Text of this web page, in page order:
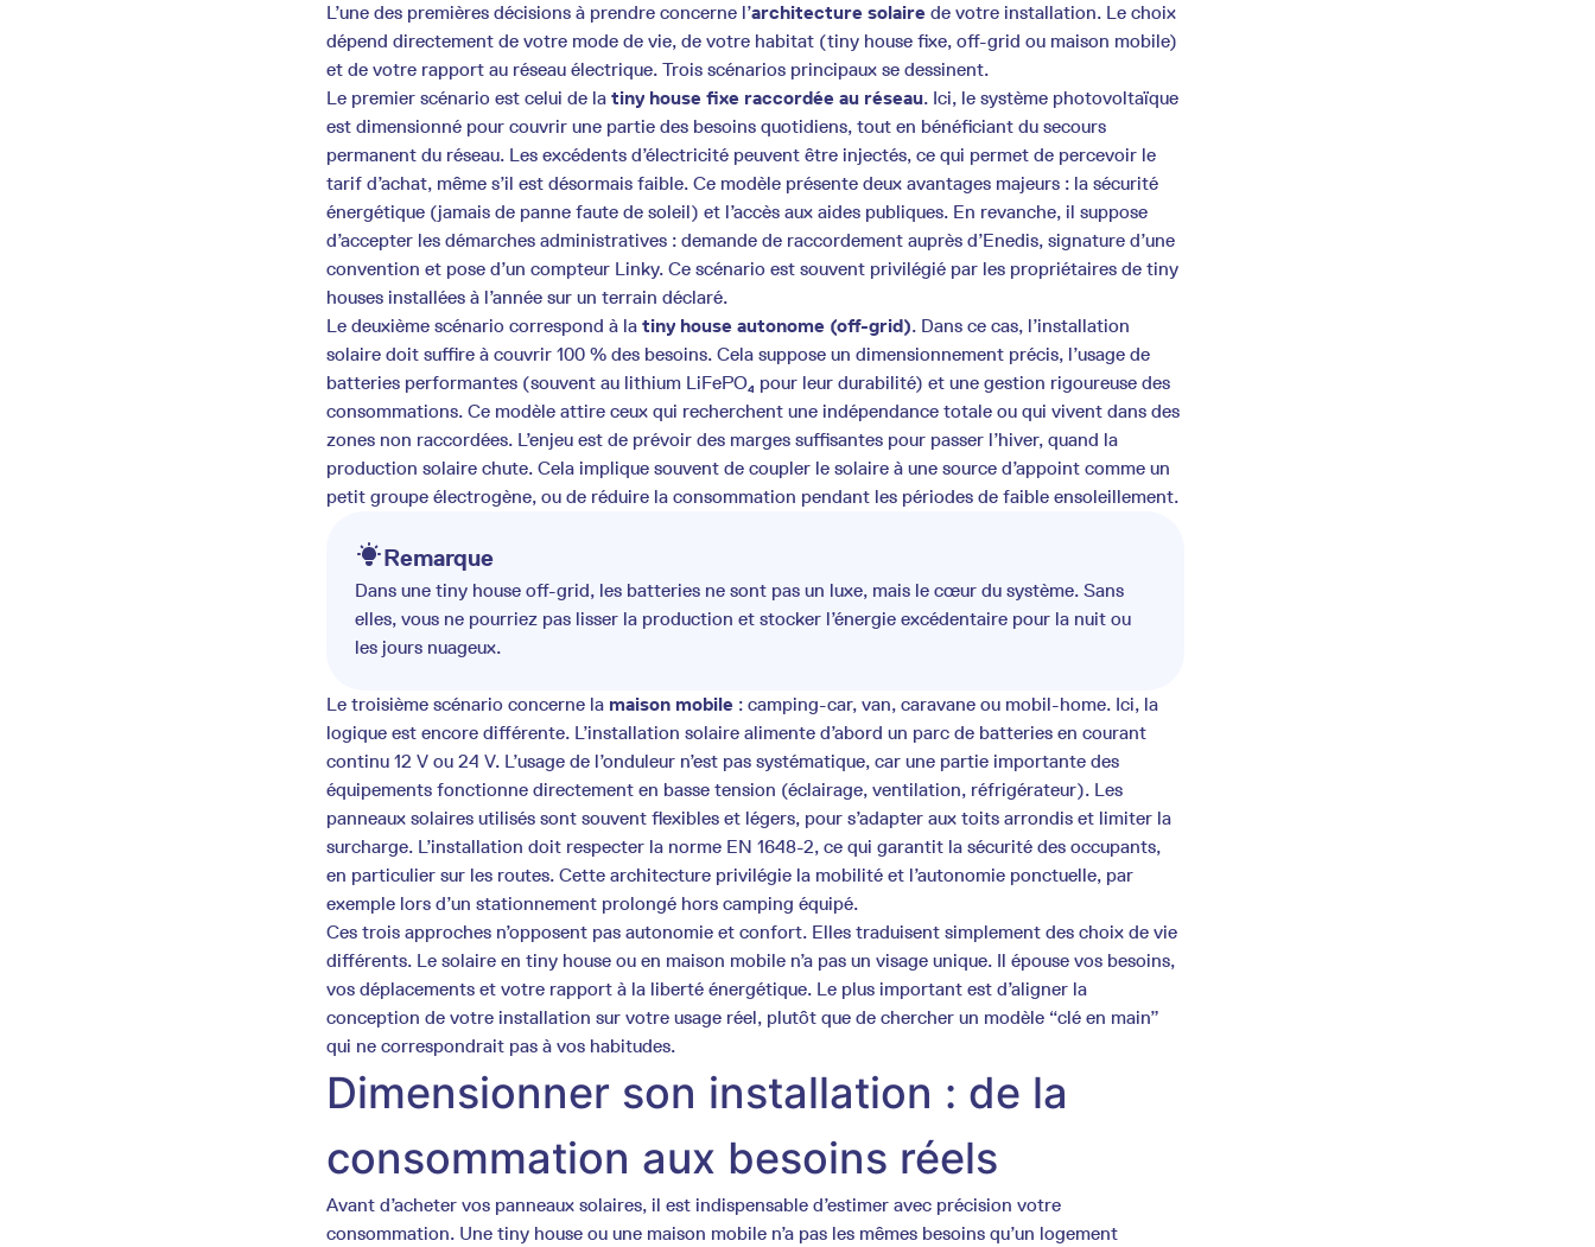
L’une des premières décisions à prendre concerne l’architecture solaire de votre installation. Le choix
dépend directement de votre mode de vie, de votre habitat (tiny house fixe, off-grid ou maison mobile)
et de votre rapport au réseau électrique. Trois scénarios principaux se dessinent.
Le premier scénario est celui de la tiny house fixe raccordée au réseau. Ici, le système photovoltaïque
est dimensionné pour couvrir une partie des besoins quotidiens, tout en bénéficiant du secours
permanent du réseau. Les excédents d’électricité peuvent être injectés, ce qui permet de percevoir le
tarif d’achat, même s’il est désormais faible. Ce modèle présente deux avantages majeurs : la sécurité
énergétique (jamais de panne faute de soleil) et l’accès aux aides publiques. En revanche, il suppose
d’accepter les démarches administratives : demande de raccordement auprès d’Enedis, signature d’une
convention et pose d’un compteur Linky. Ce scénario est souvent privilégié par les propriétaires de tiny
houses installées à l’année sur un terrain déclaré.
Le deuxième scénario correspond à la tiny house autonome (off-grid). Dans ce cas, l’installation
solaire doit suffire à couvrir 100 % des besoins. Cela suppose un dimensionnement précis, l’usage de
batteries performantes (souvent au lithium LiFePO₄ pour leur durabilité) et une gestion rigoureuse des
consommations. Ce modèle attire ceux qui recherchent une indépendance totale ou qui vivent dans des
zones non raccordées. L’enjeu est de prévoir des marges suffisantes pour passer l’hiver, quand la
production solaire chute. Cela implique souvent de coupler le solaire à une source d’appoint comme un
petit groupe électrogène, ou de réduire la consommation pendant les périodes de faible ensoleillement.
Remarque
Dans une tiny house off-grid, les batteries ne sont pas un luxe, mais le cœur du système. Sans
elles, vous ne pourriez pas lisser la production et stocker l’énergie excédentaire pour la nuit ou
les jours nuageux.
Le troisième scénario concerne la maison mobile : camping-car, van, caravane ou mobil-home. Ici, la
logique est encore différente. L’installation solaire alimente d’abord un parc de batteries en courant
continu 12 V ou 24 V. L’usage de l’onduleur n’est pas systématique, car une partie importante des
équipements fonctionne directement en basse tension (éclairage, ventilation, réfrigérateur). Les
panneaux solaires utilisés sont souvent flexibles et légers, pour s’adapter aux toits arrondis et limiter la
surcharge. L’installation doit respecter la norme EN 1648-2, ce qui garantit la sécurité des occupants,
en particulier sur les routes. Cette architecture privilégie la mobilité et l’autonomie ponctuelle, par
exemple lors d’un stationnement prolongé hors camping équipé.
Ces trois approches n’opposent pas autonomie et confort. Elles traduisent simplement des choix de vie
différents. Le solaire en tiny house ou en maison mobile n’a pas un visage unique. Il épouse vos besoins,
vos déplacements et votre rapport à la liberté énergétique. Le plus important est d’aligner la
conception de votre installation sur votre usage réel, plutôt que de chercher un modèle “clé en main”
qui ne correspondrait pas à vos habitudes.
Dimensionner son installation : de la
consommation aux besoins réels
Avant d’acheter vos panneaux solaires, il est indispensable d’estimer avec précision votre
consommation. Une tiny house ou une maison mobile n’a pas les mêmes besoins qu’un logement